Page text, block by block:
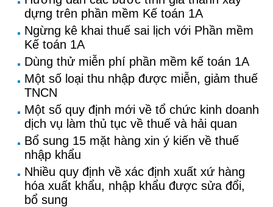
dựng trên phần mềm Kế toán 1A
Ngừng kê khai thuế sai lịch với Phần mềm
Kế toán 1A
Dùng thử miễn phí phần mềm kế toán 1A
Một số loại thu nhập được miễn, giảm thuế
TNCN
Một số quy định mới về tổ chức kinh doanh
dịch vụ làm thủ tục về thuế và hải quan
Bổ sung 15 mặt hàng xin ý kiến về thuế
nhập khẩu
Nhiều quy định về xác định xuất xứ hàng
hóa xuất khẩu, nhập khẩu được sửa đổi,
bổ sung